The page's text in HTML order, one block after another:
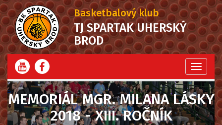
Basketbalový klub
TJ SPARTAK UHERSKÝ
BROD
Menu
MEMORIÁL MGR. MILANA LÁSKY
2018 - XIII. ROČNÍK